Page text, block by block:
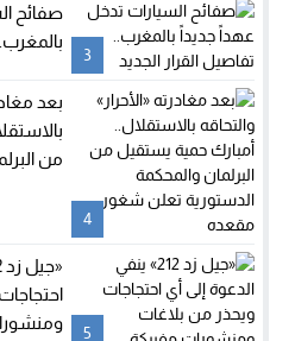
3
صفائح
4
بعد
من
5